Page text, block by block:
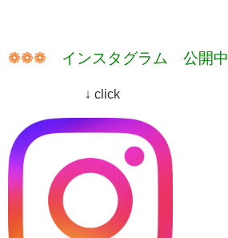
❁❁❁ インスタグラム 公開中
↓ click